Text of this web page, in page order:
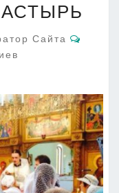
Сайта